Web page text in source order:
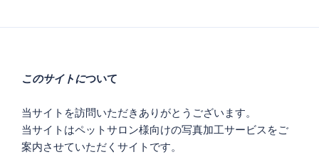
ゲ
ョ
ン
このサイトについて
当サイトを訪問いただきありがとうございます。
当サイトはペットサロン様向けの写真加工サービスをご
案内させていただくサイトです。